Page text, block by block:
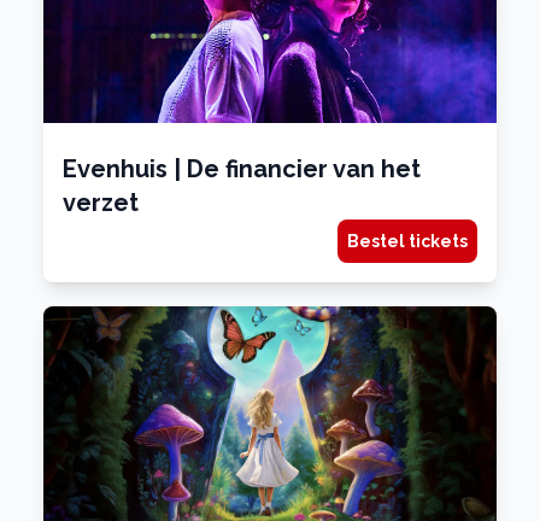
Evenhuis | De financier van het
verzet
Bestel tickets